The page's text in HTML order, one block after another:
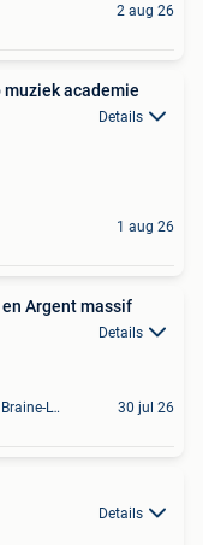
2 aug 26
muziek academie
Details
1 aug 26
584 Tête en Argent massif
Details
Waterloo + Partie De Braine-L'Alleud, De Ohain 30 jul 26
Details